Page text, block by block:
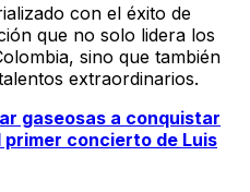
con el éxito de
que no solo lidera los
sino que también
extraordinarios.
gaseosas a conquistar
concierto de Luis